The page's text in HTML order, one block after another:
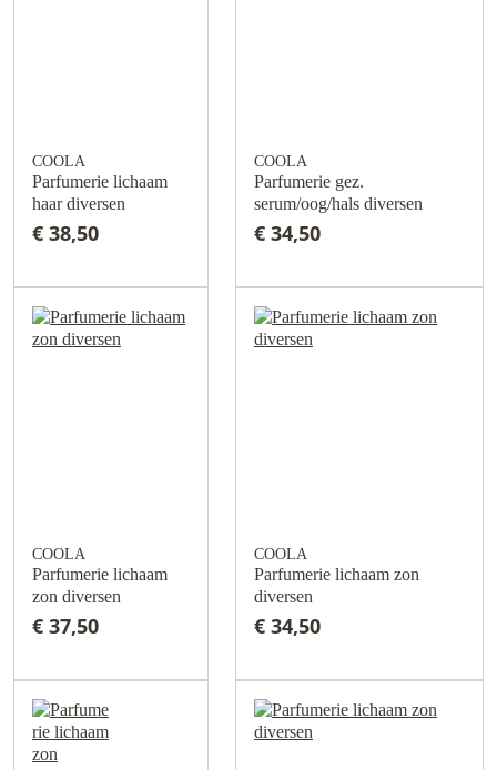
COOLA
Parfumerie lichaam
haar diversen
€ 38,50
COOLA
Parfumerie gez.
serum/oog/hals diversen
€ 34,50
COOLA
Parfumerie lichaam
zon diversen
€ 37,50
COOLA
Parfumerie lichaam zon
diversen
€ 34,50